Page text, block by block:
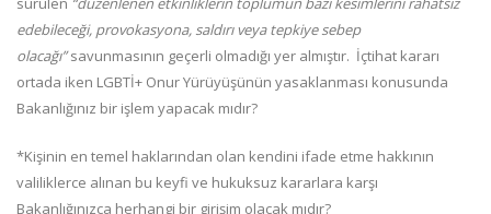
edebileceği, provokasyona, saldırı veya tepkiye sebep
olacağı”savunmasının geçerli olmadığı yer almıştır. İçtihat kararı
ortada iken LGBTİ+ Onur Yürüyüşünün yasaklanması konusunda
Bakanlığınız bir işlem yapacak mıdır?
*Kişinin en temel haklarından olan kendini ifade etme hakkının
valiliklerce alınan bu keyfi ve hukuksuz kararlara karşı
Bakanlığınızca herhangi bir girişim olacak mıdır?